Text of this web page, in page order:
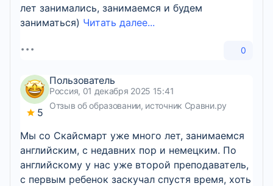
лет занимались, занимаемся и будем
заниматься) Читать далее...
0
5
Пользователь
Россия, 01 декабря 2025 15:41
Отзыв об образовании, источник Сравни.ру
Мы со Скайсмарт уже много лет, занимаемся
английским, с недавних пор и немецким. По
английскому у нас уже второй преподаватель,
с первым ребенок заскучал спустя время, хоть